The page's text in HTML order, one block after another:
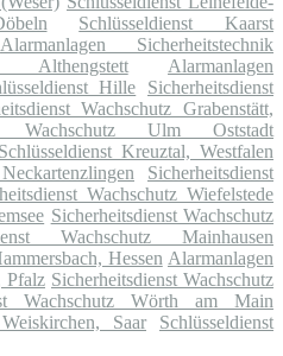
Schlüsseldienst Kaarst
Alarmanlagen Sicherheitstechnik
Althengstett
Alarmanlagen
Hille
Sicherheitsdienst
Wachschutz Grabenstätt,
Wachschutz Ulm Oststadt
Schlüsseldienst Kreuztal, Westfalen
Sicherheitsdienst
Wachschutz Wiefelstede
Sicherheitsdienst Wachschutz
Wachschutz Mainhausen
Hessen Alarmanlagen
Pfalz Sicherheitsdienst Wachschutz
Wachschutz Wörth am Main
Saar
Schlüsseldienst